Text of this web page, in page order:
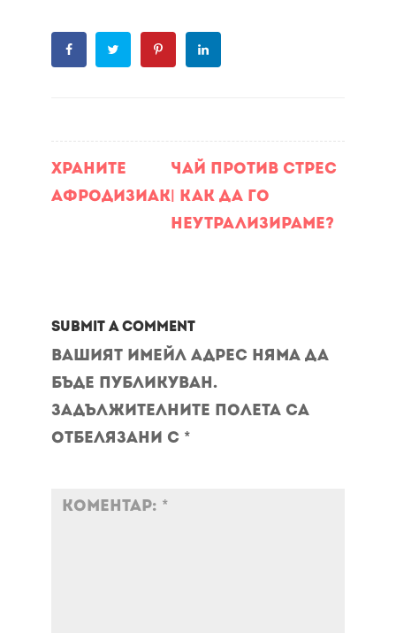
Храните
афродизиак
Чай против стрес
| Как да го
неутрализираме?
Submit a Comment
Вашият имейл адрес няма да
бъде публикуван.
Задължителните полета са
отбелязани с *